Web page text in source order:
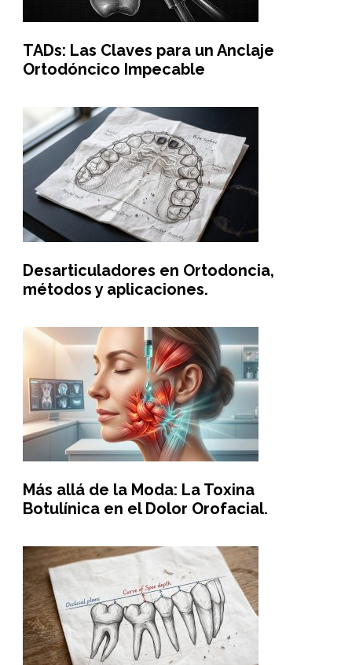
TADs: Las Claves para un Anclaje
Ortodóncico Impecable
Desarticuladores en Ortodoncia,
métodos y aplicaciones.
Más allá de la Moda: La Toxina
Botulínica en el Dolor Orofacial.